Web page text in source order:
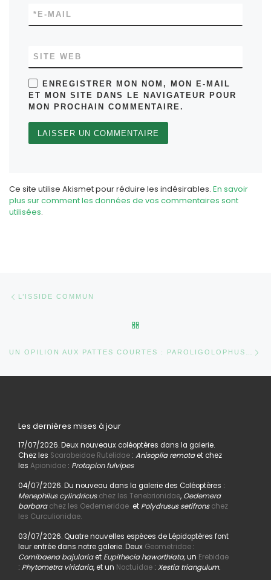
E-MAIL
*
SITE WEB
ENREGISTRER MON NOM, MON E-MAIL
ET MON SITE DANS LE NAVIGATEUR POUR
MON PROCHAIN COMMENTAIRE.
Ce site utilise Akismet pour réduire les indésirables. En savoir
plus sur comment les données de vos commentaires sont
utilisées.
L’ISSIDE COMMUN
UN OPILION AUX PATTES COURTES : PAROLIGOLOPHUS AGRESTIS
Les dernières mises à jour
17/07/2026. Deux nouveaux coléoptères dans la galerie.
Chez les Scarabeidae Rutelidae: Anisoplia remotaet chez
les Apionidae: Protapion fulvipes
04/07/2026. Du nouveau dans la galerie des Coléoptères :
Menephilus cylindricus chez les Tenebrionidae,Oedemera
barbara chez les Oedemeridaeet Polydrusus setifrons chez
les Curculionidae.
03/07/2026. Quatre nouvelles espèces de Lépidoptères font
leur entrée dans notre galerie. Deux Geometridae:
Comibaena bajulariaet Eupithecia haworthiata,un Erebidae
: Phytometra viridaria, et un Noctuidae: Xestia triangulum.